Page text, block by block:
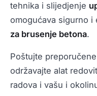
tehnika i slijedjenje
omogućava sigurno i
za brusenje betona.
Poštujte
održavajte alat
radova i vašu i